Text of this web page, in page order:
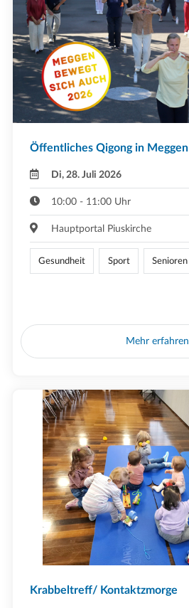
Öffentliches Qigong in Meggen
Di, 28. Juli 2026
10:00 - 11:00 Uhr
Hauptportal Piuskirche
Gesundheit Sport Senioren
Mehr erfahren
Krabbeltreff/ Kontaktzmorge